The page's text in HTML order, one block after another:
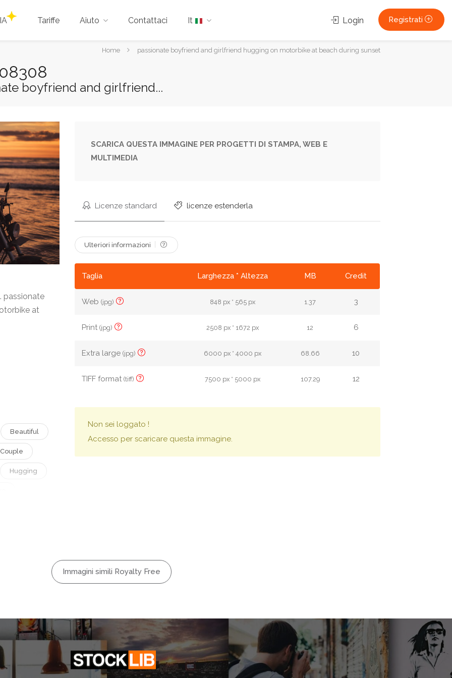
Tariffe Aiuto Contattaci It Login Registrati
Home passionate boyfriend and girlfriend hugging on motorbike at beach during sunset
boyfriend and girlfriend...
passionate
at
Beautiful
Couple
Hugging
SCARICA QUESTA IMMAGINE PER PROGETTI DI STAMPA, WEB E
MULTIMEDIA
Licenze standard licenze estenderla
Ulteriori informazioni
Taglia Larghezza * Altezza MB Credit
Web(jpg) 848 px * 565 px 1.37 3
Print(jpg) 2508 px * 1672 px 12 6
Extra large(jpg) 6000 px * 4000 px 68.66 10
TIFF format(tiff) 7500 px * 5000 px 107.29 12
Non sei loggato !
Accesso per scaricare questa immagine.
Immagini simili Royalty Free